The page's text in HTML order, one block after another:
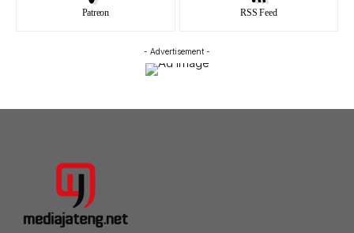
Patreon RSS Feed
- Advertisement -